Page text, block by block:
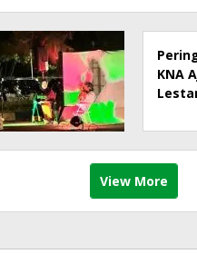
KNA
View More